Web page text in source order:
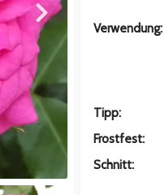
Zum nächsten Bild
Verwendung:
Tipp:
Frostfest:
Schnitt: